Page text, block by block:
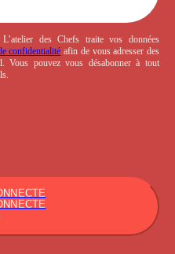
des Chefs traite vos données
confidentialité afin de vous adresser des
Vous pouvez vous désabonner à tout